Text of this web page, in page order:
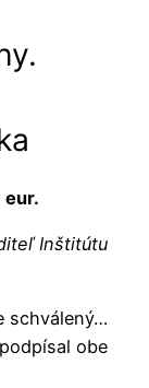
eur.
Inštitútu
schválený…
obe